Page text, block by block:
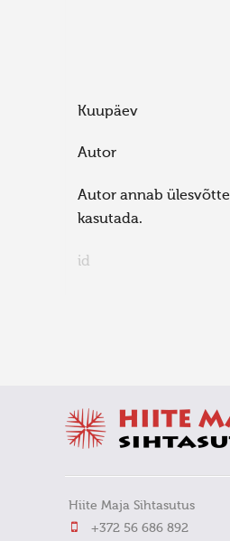
Kuupäev
Autor
Autor annab ülesvõtte
kasutada.
id
Hiite Maja Sihtasutus
+372 56 686 892